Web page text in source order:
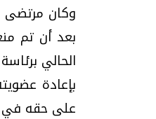
وكان مرتضى
بعد أن تم
بإعادة
على حقه في